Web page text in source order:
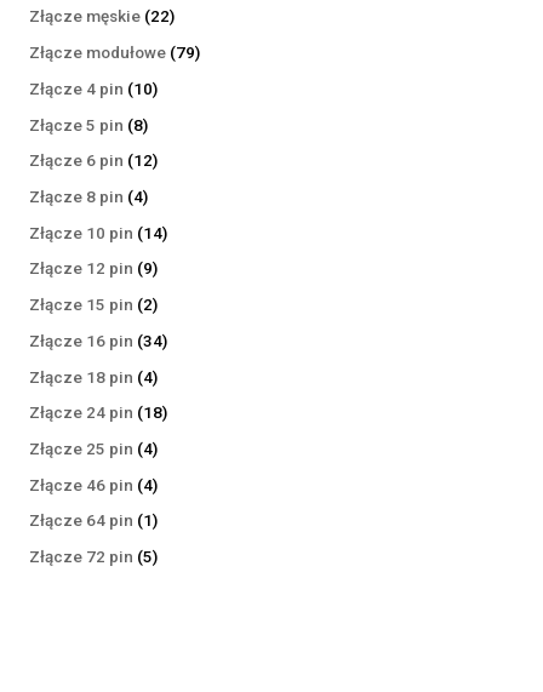
Złącze męskie 2222
produkty
Złącze modułowe 7979
Złącze 4 pin 1010
Złącze 5 pin 88
produktów
Złącze 6 pin 1212
Złącze 8 pin 44
produkty
Złącze 10 pin 1414
Złącze 12 pin 99
produktów
Złącze 15 pin 22
produkty
Złącze 16 pin 3434
Złącze 18 pin 44
produkty
Złącze 24 pin 1818
Złącze 25 pin 44
produkty
Złącze 46 pin 44
produkty
Złącze 64 pin 11
produkt
Złącze 72 pin 55